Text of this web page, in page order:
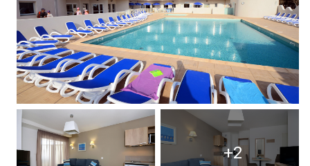
+2